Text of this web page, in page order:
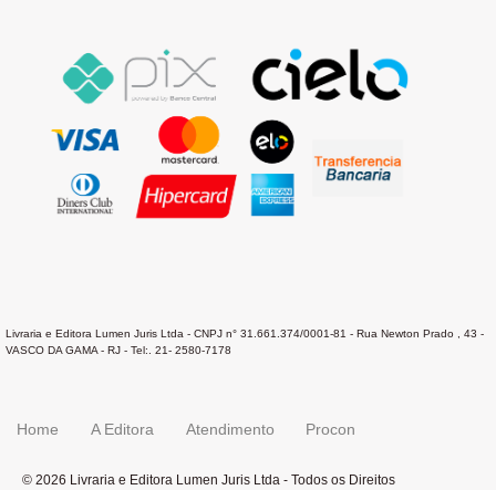
Livraria e Editora Lumen Juris Ltda - CNPJ n° 31.661.374/0001-81 - Rua Newton Prado , 43 -
VASCO DA GAMA - RJ - Tel:. 21- 2580-7178
Home A Editora Atendimento Procon
© 2026 Livraria e Editora Lumen Juris Ltda - Todos os Direitos